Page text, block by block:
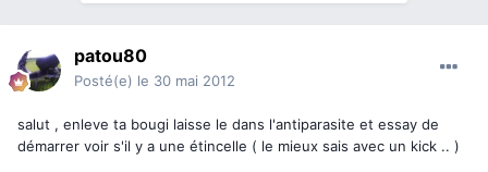
patou80
Posté(e) le 30 mai 2012
salut , enleve ta bougi laisse le dans l'antiparasite et essay de
démarrer voir s'il y a une étincelle ( le mieux sais avec un kick .. )